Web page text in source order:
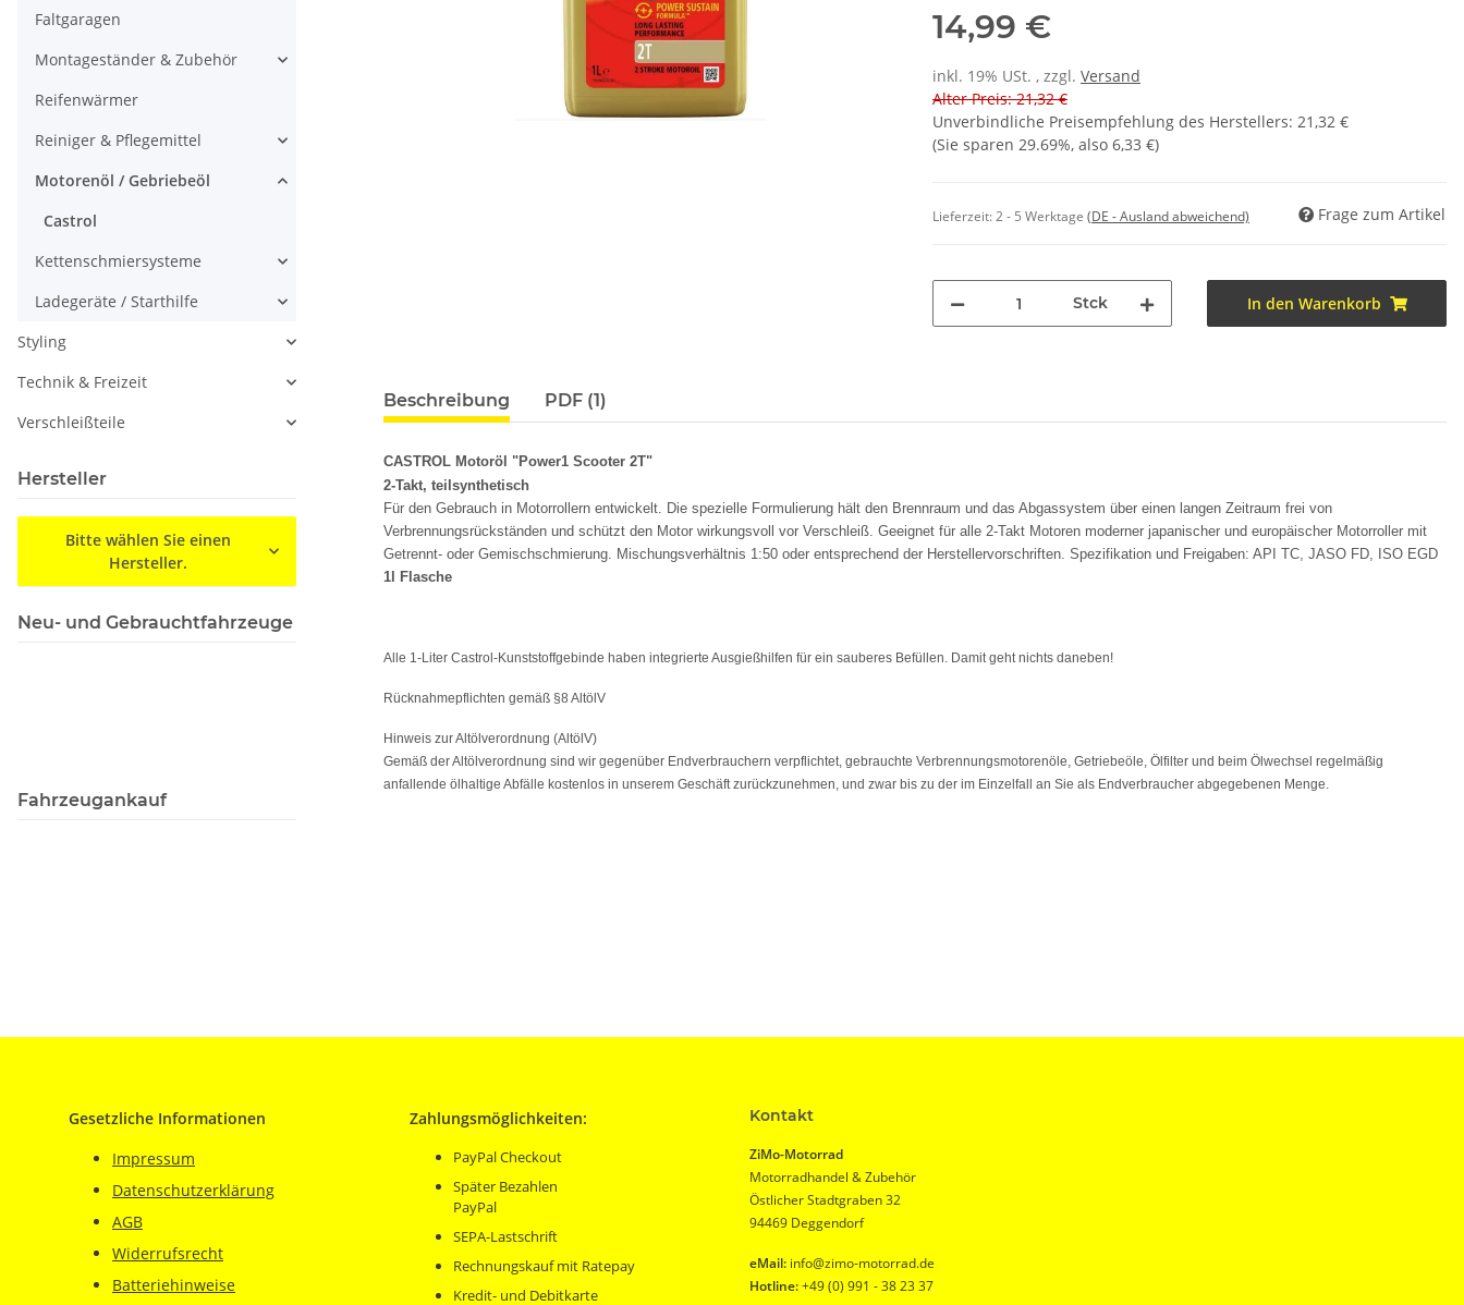
14,99 €
inkl. 19% USt. , zzgl. Versand
Alter Preis: 21,32 €
Unverbindliche Preisempfehlung des Herstellers: 21,32 €
(Sie sparen 29.69%, also 6,33 €)
Lieferzeit:2 - 5 Werktage (DE - Ausland abweichend) Frage zum Artikel
Stck In den Warenkorb
Beschreibung PDF (1)
CASTROL Motoröl "Power1 Scooter 2T"
2-Takt, teilsynthetisch
Für den Gebrauch in Motorrollern entwickelt. Die spezielle Formulierung hält den Brennraum und das Abgassystem über einen langen Zeitraum frei von
Verbrennungsrückständen und schützt den Motor wirkungsvoll vor Verschleiß. Geeignet für alle 2-Takt Motoren moderner japanischer und europäischer Motorroller mit
Getrennt- oder Gemischschmierung. Mischungsverhältnis 1:50 oder entsprechend der Herstellervorschriften. Spezifikation und Freigaben: API TC, JASO FD, ISO EGD
1 l Flasche
Alle 1-Liter Castrol-Kunststoffgebinde haben integrierte Ausgießhilfen für ein sauberes Befüllen. Damit geht nichts daneben!
Rücknahmepflichten gemäß §8 AltölV
Hinweis zur Altölverordnung (AltölV)
Gemäß der Altölverordnung sind wir gegenüber Endverbrauchern verpflichtet, gebrauchte Verbrennungsmotorenöle, Getriebeöle, Ölfilter und beim Ölwechsel regelmäßig
anfallende ölhaltige Abfälle kostenlos in unserem Geschäft zurückzunehmen, und zwar bis zu der im Einzelfall an Sie als Endverbraucher abgegebenen Menge.
Faltgaragen
Montageständer & Zubehör
Reifenwärmer
Reiniger & Pflegemittel
Motorenöl / Gebriebeöl
Castrol
Kettenschmiersysteme
Ladegeräte / Starthilfe
Styling
Technik & Freizeit
Verschleißteile
Hersteller
Bitte wählen Sie einen
Hersteller.
Neu- und Gebrauchtfahrzeuge
Fahrzeugankauf
Gesetzliche Informationen
Impressum
Datenschutzerklärung
AGB
Widerrufsrecht
Batteriehinweise
Zahlungsmöglichkeiten:
PayPal Checkout
Später Bezahlen
PayPal
SEPA-Lastschrift
Rechnungskauf mit Ratepay
Kredit- und Debitkarte
Kontakt
ZiMo-Motorrad
Motorradhandel & Zubehör
Östlicher Stadtgraben 32
94469 Deggendorf
eMail: info@zimo-motorrad.de
Hotline:+49 (0) 991 - 38 23 37